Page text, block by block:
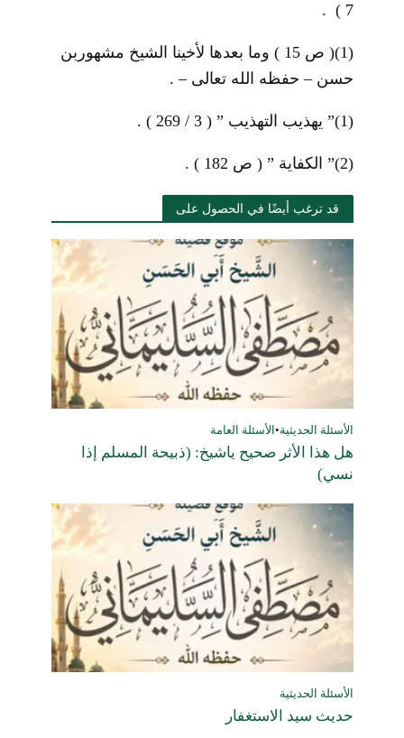
7 ) .
(1)
( ص 15 ) وما بعدها لأخينا الشيخ مشهوربن
حسن – حفظه الله تعالى – .
(1) ” يهذيب التهذيب ” ( 3 / 269 ) .
(2) ” الكفاية ” ( ص 182 ) .
قد ترغب أيضًا في الحصول على
الأسئلة الحديثية• الأسئلة العامة
هل هذا الأثر صحيح ياشيخ: (ذبيحة المسلم إذا
نسي)
الأسئلة الحديثية
حديث سيد الاستغفار